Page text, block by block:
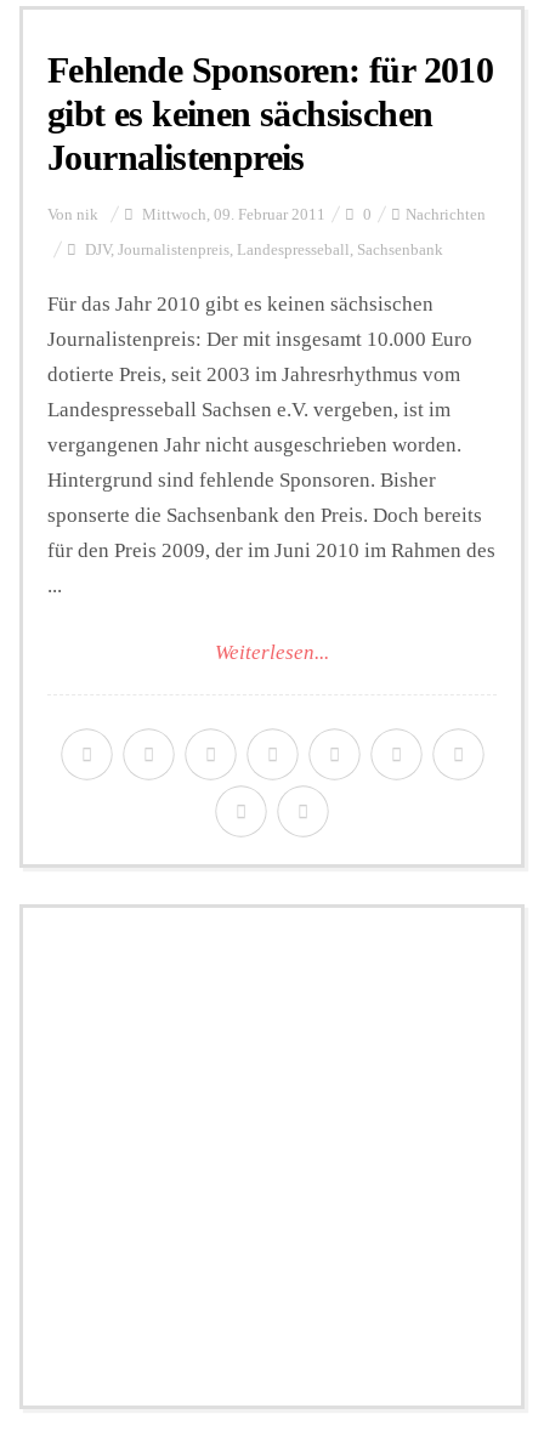
Personalien
Hintergrund
FUNKTURM-Beiträge
Podcast
Seminare
Unterstützen
Fehlende Sponsoren: für 2010
gibt es keinen sächsischen
Journalistenpreis
Von nik Mittwoch, 09. Februar 2011 0 Nachrichten
DJV, Journalistenpreis, Landespresseball , Sachsenbank
Für das Jahr 2010 gibt es keinen sächsischen
Journalistenpreis: Der mit insgesamt 10.000 Euro
dotierte Preis, seit 2003 im Jahresrhythmus vom
Landespresseball Sachsen e.V. vergeben, ist im
vergangenen Jahr nicht ausgeschrieben worden.
Hintergrund sind fehlende Sponsoren. Bisher
sponserte die Sachsenbank den Preis. Doch bereits
für den Preis 2009, der im Juni 2010 im Rahmen des
...
Weiterlesen...